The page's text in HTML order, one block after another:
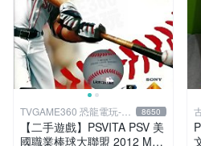
TVGAME360 恐龍電玩-台
中店
8650
【二手遊戲】PSVITA PSV 美
國職業棒球大聯盟 2012 MLB